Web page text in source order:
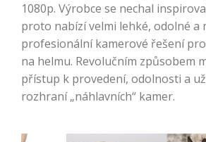
1080p. Výrobce se nechal
proto nabízí velmi lehké, odolné a
profesionální kamerové řešení
na helmu. Revolučním způsobem
přístup k provedení, odolnosti a
rozhraní „náhlavních“ kamer.